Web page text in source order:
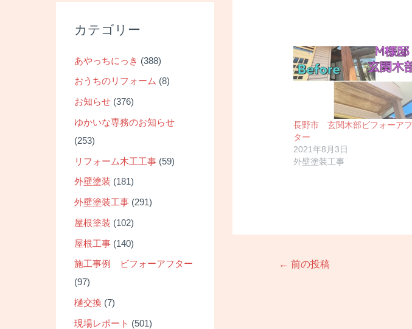
カテゴリー
あやっちにっき (388)
おうちのリフォーム (8)
お知らせ (376)
ゆかいな専務のお知らせ
(253)
リフォーム木工工事 (59)
外壁塗装 (181)
外壁塗装工事 (291)
屋根塗装 (102)
屋根工事 (140)
施工事例 ビフォーアフター
(97)
樋交換 (7)
現場レポート (501)
長野市 玄関木部ビフォーアフ
ター
2021年8月3日
外壁塗装工事
← 前の投稿